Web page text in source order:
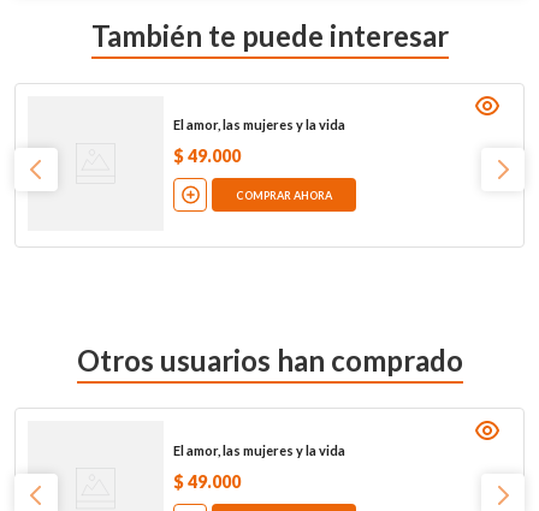
También te puede interesar
El amor, las mujeres y la vida
$ 49.000
COMPRAR AHORA
Otros usuarios han comprado
El amor, las mujeres y la vida
$ 49.000